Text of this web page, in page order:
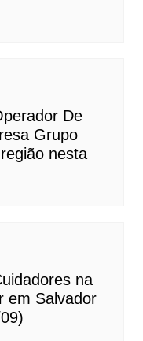
De
Grupo
nesta
na
em Salvador